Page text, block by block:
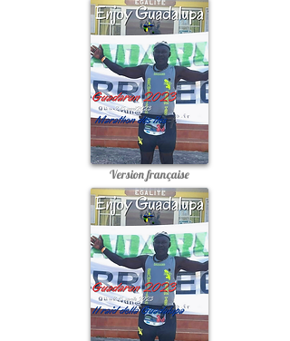
Version française